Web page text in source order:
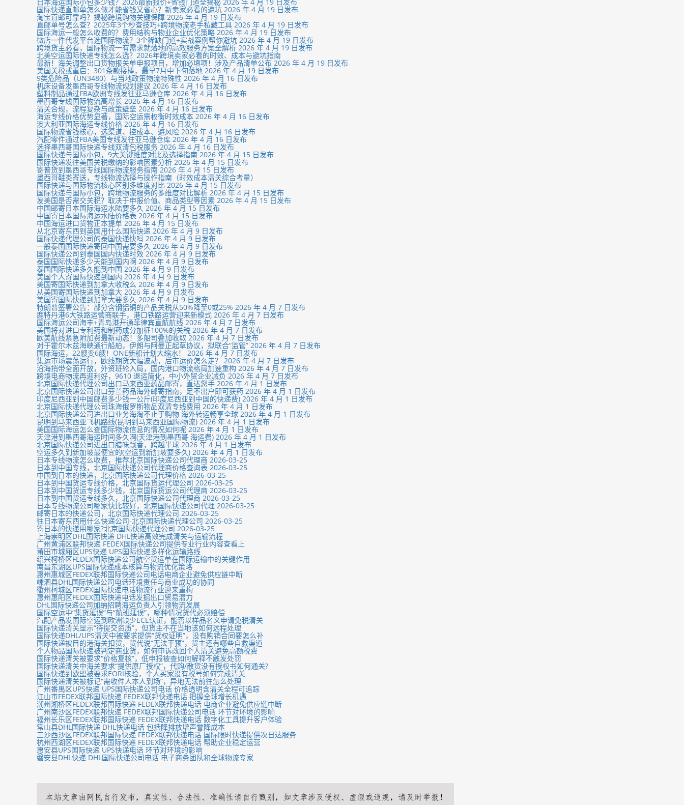
日本海运国际小包多少钱？2026最新报价+省钱门道全揭秘 2026 年 4 月 19 日发布
国际快递直邮单怎么做才能省钱又省心？新卖家必看的避坑 2026 年 4 月 19 日发布
淘宝直邮可靠吗？揭秘跨境购物关键保障 2026 年 4 月 19 日发布
直邮单号怎么查？2025年3个秒查技巧+跨境物流老手私藏工具 2026 年 4 月 19 日发布
国际海运一般怎么收费的？费用结构与物业企业优化策略 2026 年 4 月 19 日发布
微店一件代发平台选国际物流？3个稀缺门道+实战案例帮你避坑 2026 年 4 月 19 日发布
跨境货主必看，国际物流一有需求就落地的高效服务方案全解析 2026 年 4 月 19 日发布
北美空运国际快递专线怎么选？2026年跨境卖家必看的时效、成本与避坑指南
最新！海关调整出口货物报关单申报项目，增加必填项！涉及产品清单公布 2026 年 4 月 19 日发布
美国关税或重启：301条款接棒，最早7月中下旬落地 2026 年 4 月 19 日发布
9类危险品（UN3480）与当地政策物流特殊性 2026 年 4 月 16 日发布
机床设备发墨西哥专线物流规划建议 2026 年 4 月 16 日发布
塑料制品通过FBA欧洲专线发往亚马逊仓库 2026 年 4 月 16 日发布
墨西哥专线国际物流高增长 2026 年 4 月 16 日发布
清关合规，流程复杂与政策壁垒 2026 年 4 月 16 日发布
海运专线价格优势显著，国际空运需权衡时效成本 2026 年 4 月 16 日发布
澳大利亚国际海运专线价格 2026 年 4 月 16 日发布
国际物流省钱核心，选渠道、控成本、避风险 2026 年 4 月 16 日发布
汽配零件通过FBA美国专线发往亚马逊仓库 2026 年 4 月 16 日发布
选择墨西哥国际快递专线双清包税服务 2026 年 4 月 16 日发布
国际快递与国际小包，9大关键维度对比及选择指南 2026 年 4 月 15 日发布
国际快递发往美国关税缴纳的影响因素分析 2026 年 4 月 15 日发布
寄普货到墨西哥专线国际物流服务指南 2026 年 4 月 15 日发布
墨西哥鞋类寄送，专线物流选择与操作指南（时效成本清关综合考量）
国际快递与国际物流核心区别多维度对比 2026 年 4 月 15 日发布
国际快递与国际小包，跨境物流服务的多维度对比解析 2026 年 4 月 15 日发布
发美国是否需交关税？取决于申报价值、商品类型等因素 2026 年 4 月 15 日发布
中国邮寄日本国际海运水陆要多久 2026 年 4 月 15 日发布
中国寄日本国际海运水陆价格表 2026 年 4 月 15 日发布
中国海运进口货物正本提单 2026 年 4 月 15 日发布
从北京寄东西到英国用什么国际快递 2026 年 4 月 9 日发布
国际快递代理公司的泰国快递快吗 2026 年 4 月 9 日发布
一般泰国国际快递寄回中国需要多久 2026 年 4 月 9 日发布
国际快递公司到泰国国内快递时效 2026 年 4 月 9 日发布
泰国国际快递多少天能到国内啊 2026 年 4 月 9 日发布
泰国国际快递多久能到中国 2026 年 4 月 9 日发布
美国个人寄国际快递到国内 2026 年 4 月 9 日发布
美国寄国际快递到加拿大收税么 2026 年 4 月 9 日发布
从美国寄国际快递到加拿大 2026 年 4 月 9 日发布
美国寄国际快递到加拿大要多久 2026 年 4 月 9 日发布
特朗普签署公告：部分含钢铝铜的产品关税从50%降至0或25% 2026 年 4 月 7 日发布
鹿特丹港6大铁路运营商联手，港口铁路运营迎来新模式 2026 年 4 月 7 日发布
国际海运公司海丰+青岛港开通菲律宾直航航线 2026 年 4 月 7 日发布
美国将对进口专利药和制药成分加征100%的关税 2026 年 4 月 7 日发布
欧美航线紧急附加费最新动态！多船司叠加收取 2026 年 4 月 7 日发布
对于霍尔木兹海峡通行船舶，伊朗与阿曼正起草协议，拟联合“监管” 2026 年 4 月 7 日发布
国际海运，22艘变6艘！ONE新船计划大缩水！ 2026 年 4 月 7 日发布
集运市场震荡运行，欧线期货大幅波动，后市运价怎么走？ 2026 年 4 月 7 日发布
沿海捎带全面开放，外资班轮入局，国内港口物流格局加速重构 2026 年 4 月 7 日发布
跨境电商物流再迎利好，9610 退运简化，中小外贸企业减负 2026 年 4 月 7 日发布
北京国际快递代理公司出口马来西亚药品邮寄，直达您手 2026 年 4 月 1 日发布
北京国际快递公司出口芬兰药品海外邮寄指南，足不出户即可获药 2026 年 4 月 1 日发布
印度尼西亚到中国邮费多少钱一公斤(印度尼西亚到中国的快递费) 2026 年 4 月 1 日发布
北京国际快递代理公司珠海俄罗斯物品双清专线费用 2026 年 4 月 1 日发布
北京国际快递公司进出口业务海淘不止于购物 海外转运畅享全球 2026 年 4 月 1 日发布
昆明到马来西亚飞机路线(昆明到马来西亚国际物流) 2026 年 4 月 1 日发布
美国国际海运怎么查国际物流信息的情况如何呢 2026 年 4 月 1 日发布
天津港到墨西哥海运时间多久啊(天津港到墨西哥 海运费) 2026 年 4 月 1 日发布
北京国际快递公司进出口腊味飘香，跨越半球 2026 年 4 月 1 日发布
空运多久到新加坡最便宜的(空运到新加坡要多久) 2026 年 4 月 1 日发布
日本专线物流怎么收费，推荐北京国际快递公司代理商 2026-03-25
日本到中国专线，北京国际快递公司代理商价格查询表 2026-03-25
中国到日本的快递，北京国际快递公司代理价格 2026-03-25
日本到中国货运专线价格，北京国际货运代理公司 2026-03-25
日本到中国货运专线多少钱，北京国际货运公司代理商 2026-03-25
日本到中国货运专线多久，北京国际快递公司代理商 2026-03-25
日本专线物流公司哪家快比较好，北京国际快递公司代理 2026-03-25
邮寄日本的快递公司，北京国际快递代理公司 2026-03-25
往日本寄东西用什么快递公司-北京国际快递代理公司 2026-03-25
寄日本的快递用哪家?北京国际快递代理公司 2026-03-25
上海崇明区DHL国际快递 DHL快递高效完成清关与运输流程
广州黄浦区联邦快递 FEDEX国际快递公司提供专业行业内容查看上
莆田市‌城厢区UPS快递 UPS国际快递多样化运输路线
绍兴柯桥区FEDEX国际快递公司航空货运单在国际运输中的关键作用
南昌‌东湖区UPS国际快递成本核算与物流优化策略
惠州‌惠城区FEDEX联邦国际快递公司电话电商企业避免供应链中断
嵊泗县DHL国际快递公司电话环境责任与商业成功的协同
衢州柯城区FEDEX国际快递电话物流行业迎来重构
惠州‌‌惠阳区FEDEX国际快递电话发掘出口贸易潜力
DHL国际快递公司加纳招聘海运负责人引领物流发展
国际空运中“集货延误”与“航班延误”，哪种情况货代必须赔偿
汽配产品发国际空运到欧洲缺少ECE认证，能否以样品名义申请免税清关
国际快递清关显示“待提交资质”，但货主不在当地该如何远程处理
国际快递DHL/UPS清关中被要求提供“货权证明”，没有购销合同要怎么补
国际快递被目的港海关扣货，货代说“无法干预”，货主还有哪些自救渠道
个人物品国际快递被判定商业货，如何申诉改回个人清关避免高额税费
国际快递清关被要求“价格复核”，低申报被查如何解释不触发处罚
国际快递清关中海关要求“提供原厂授权”，代购/散货没有授权书如何通关?
国际快递到欧盟被要求EORI核验，个人买家没有税号如何完成清关
国际快递清关被标记“需收件人本人到场”，异地无法前往怎么处理
广州番禺区UPS快递 UPS国际快递公司电话 价格透明含清关全程可追踪
江山市FEDEX联邦国际快递 FEDEX联邦快递电话 把握全球增长机遇
潮州‌湘桥区FEDEX联邦国际快递 FEDEX联邦快递电话 电商企业避免供应链中断
广州南沙区FEDEX联邦快递 FEDEX联邦国际快递公司电话 环节对环境的影响
福州长乐区FEDEX联邦国际快递 FEDEX联邦快递电话 数字化工具提升客户体验
常山县DHL国际快递 DHL快递电话 包括降排放增声誉降成本
三沙西沙区FEDEX联邦国际快递 FEDEX联邦快递电话 国际限时快递提供次日达服务
杭州西湖区FEDEX联邦国际快递 FEDEX联邦快递电话 帮助企业稳定运营
惠安县UPS国际快递 UPS快递电话 环节对环境的影响
磐安县DHL快递 DHL国际快递公司电话 电子商务团队和全球物流专家